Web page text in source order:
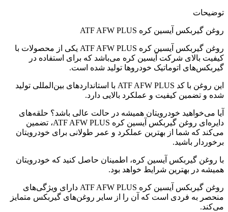
توضیحات
روغن گیربکس آیسین کره ATF AFW PLUS
روغن گیربکس آیسین کره ATF AFW PLUS یکی از محصولات با
کیفیت بالای شرکت آیسین کره می‌باشد که برای استفاده در
گیربکس‌های اتوماتیک خودروها تولید شده است.
این روغن با کد ATF AFW PLUS با استانداردهای بین‌المللی تولید
شده و تضمین کیفیت و عملکرد بالایی دارد.
آیا می‌خواهید خودرویتان همیشه در حالت عالی باشد؟ حلقه‌های
دایره‌ای روغن گیربکس آیسین کره ATF AFW PLUS، تضمین
می‌کند که شما از بهترین عملکرد و عمر طولانی برای خودرویتان
برخوردار باشید.
با روغن گیربکس آیسین کره، اطمینان حاصل کنید که خودرویتان
همیشه در بهترین شرایط خواهد بود.
روغن گیربکس آیسین کره ATF AFW PLUS دارای ویژگی‌های
منحصر به فردی است که آن را از سایر روغن‌های گیربکس متمایز
می‌کند.